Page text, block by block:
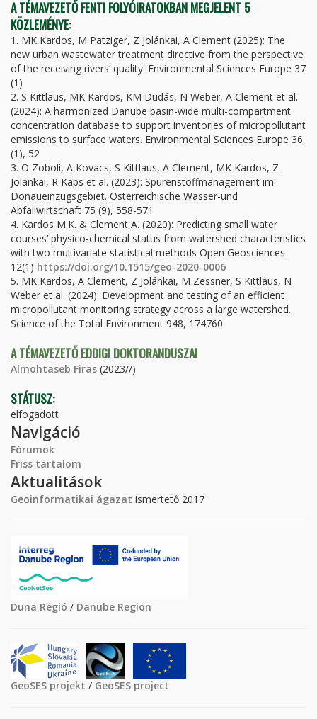
A TÉMAVEZETŐ FENTI FOLYÓIRATOKBAN MEGJELENT 5
KÖZLEMÉNYE:
1. MK Kardos, M Patziger, Z Jolánkai, A Clement (2025): The
new urban wastewater treatment directive from the perspective
of the receiving rivers’ quality. Environmental Sciences Europe 37
(1)
2. S Kittlaus, MK Kardos, KM Dudás, N Weber, A Clement et al.
(2024): A harmonized Danube basin-wide multi-compartment
concentration database to support inventories of micropollutant
emissions to surface waters. Environmental Sciences Europe 36
(1), 52
3. O Zoboli, A Kovacs, S Kittlaus, A Clement, MK Kardos, Z
Jolankai, R Kaps et al. (2023): Spurenstoffmanagement im
Donaueinzugsgebiet. Österreichische Wasser-und
Abfallwirtschaft 75 (9), 558-571
4. Kardos M.K. & Clement A. (2020): Predicting small water
courses’ physico-chemical status from watershed characteristics
with two multivariate statistical methods Open Geosciences
12(1) https://doi.org/10.1515/geo-2020-0006
5. MK Kardos, A Clement, Z Jolánkai, M Zessner, S Kittlaus, N
Weber et al. (2024): Development and testing of an efficient
micropollutant monitoring strategy across a large watershed.
Science of the Total Environment 948, 174760
A TÉMAVEZETŐ EDDIGI DOKTORANDUSZAI
Almohtaseb Firas (2023//)
STÁTUSZ:
elfogadott
Navigáció
Fórumok
Friss tartalom
Aktualitások
Geoinformatikai ágazat ismertető 2017
Duna Régió / Danube Region
GeoSES projekt / GeoSES project